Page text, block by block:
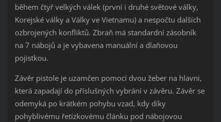
během čtyř velkých válek (první i druhé světové války,
Korejské války a Války ve Vietnamu) a nespočtu dalších
ozbrojených konfliktů. Zbraň má standardní zásobník
na 7 nábojů a je vybavena manuální a dlaňovou
pojistkou.
Závěr pistole je uzamčen pomocí dvou žeber na hlavni,
která zapadají do příslušných vybrání v závěru. Závěr se
odemyká po krátkém pohybu vzad, kdy díky
pohyblivému řetízkovému článku pod nábojovou